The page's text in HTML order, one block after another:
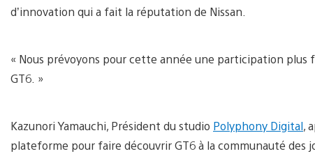
d’innovation qui a fait la réputation de Nissan.
« Nous prévoyons pour cette année une participation plus
GT6. »
Kazunori Yamauchi, Président du studio Polyphony Digital,
plateforme pour faire découvrir GT6 à la communauté des